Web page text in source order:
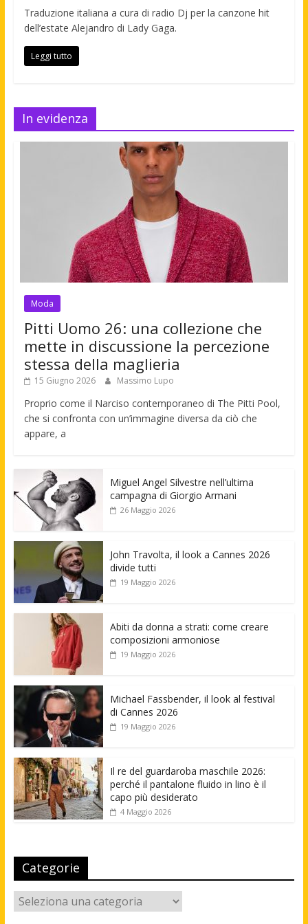
Traduzione italiana a cura di radio Dj per la canzone hit
dell’estate Alejandro di Lady Gaga.
Leggi tutto
In evidenza
Moda
Pitti Uomo 26: una collezione che
mette in discussione la percezione
stessa della maglieria
15 Giugno 2026 Massimo Lupo
Proprio come il Narciso contemporaneo di The Pitti Pool,
che si confronta con un’immagine diversa da ciò che
appare, a
Miguel Angel Silvestre nell’ultima
campagna di Giorgio Armani
26 Maggio 2026
John Travolta, il look a Cannes 2026
divide tutti
19 Maggio 2026
Abiti da donna a strati: come creare
composizioni armoniose
19 Maggio 2026
Michael Fassbender, il look al festival
di Cannes 2026
19 Maggio 2026
Il re del guardaroba maschile 2026:
perché il pantalone fluido in lino è il
capo più desiderato
4 Maggio 2026
Categorie
Categorie